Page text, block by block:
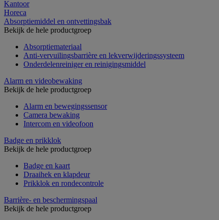
Kantoor
Horeca
Absorptiemiddel en ontvettingsbak
Bekijk de hele productgroep
Absorptiemateriaal
Anti-vervuilingsbarrière en lekverwijderingssysteem
Onderdelenreiniger en reinigingsmiddel
Alarm en videobewaking
Bekijk de hele productgroep
Alarm en bewegingssensor
Camera bewaking
Intercom en videofoon
Badge en prikklok
Bekijk de hele productgroep
Badge en kaart
Draaihek en klapdeur
Prikklok en rondecontrole
Barrière- en beschermingspaal
Bekijk de hele productgroep